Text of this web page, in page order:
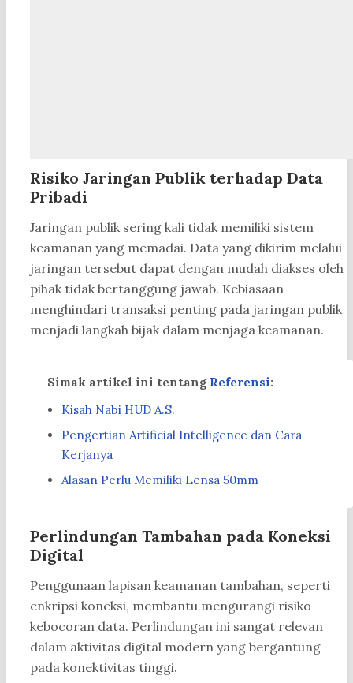
Risiko Jaringan Publik terhadap Data
Pribadi
Jaringan publik sering kali tidak memiliki sistem
keamanan yang memadai. Data yang dikirim melalui
jaringan tersebut dapat dengan mudah diakses oleh
pihak tidak bertanggung jawab. Kebiasaan
menghindari transaksi penting pada jaringan publik
menjadi langkah bijak dalam menjaga keamanan.
Simak artikel ini tentang Referensi:
Kisah Nabi HUD A.S.
Pengertian Artificial Intelligence dan Cara
Kerjanya
Alasan Perlu Memiliki Lensa 50mm
Perlindungan Tambahan pada Koneksi
Digital
Penggunaan lapisan keamanan tambahan, seperti
enkripsi koneksi, membantu mengurangi risiko
kebocoran data. Perlindungan ini sangat relevan
dalam aktivitas digital modern yang bergantung
pada konektivitas tinggi.